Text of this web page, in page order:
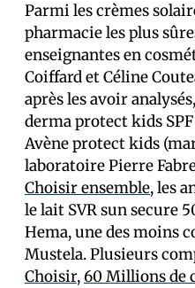
Parmi les crèmes
pharmacie les plus
enseignantes en
Coiffard et Céline
après les avoir
derma protect kids
Avène protect kids
laboratoire Pierre
Choisir ensemble, les
le lait SVR sun secure
Hema, une des moins
Mustela. Plusieurs
Choisir, 60 Millions de